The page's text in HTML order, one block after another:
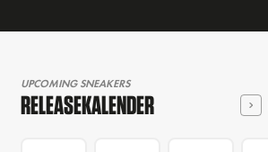
UPCOMING SNEAKERS
RELEASEKALENDER